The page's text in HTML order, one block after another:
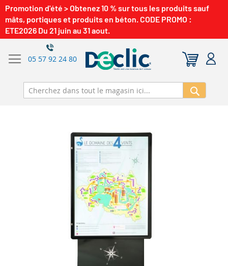
Promotion d'été > Obtenez 10 % sur tous les produits sauf
mâts, portiques et produits en béton. CODE PROMO :
ETE2026 Du 21 juin au 31 aout.
05 57 92 24 80